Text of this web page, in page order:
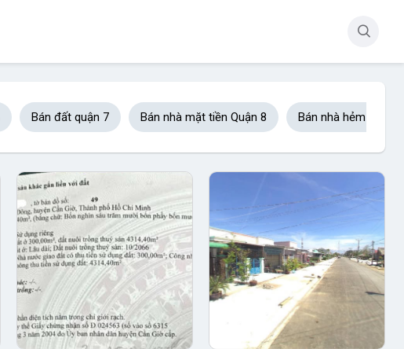
Bán đất quận 7 Bán nhà mặt tiền Quận 8 Bán nhà hẻm xe hơi